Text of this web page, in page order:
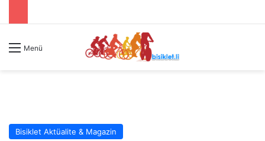
Menü
Bisiklet Aktüalite & Magazin